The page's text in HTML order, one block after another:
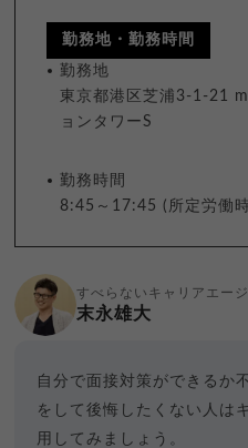
勤務地・勤務時間
勤務地
東京都港区芝浦3-1-21
ョンタワーS
勤務時間
8:45～17:45 (所定労働
すべらないキャリアエー
末永雄大
自分で面接対策ができるか
をして後悔したくない人は
用してみましょう。